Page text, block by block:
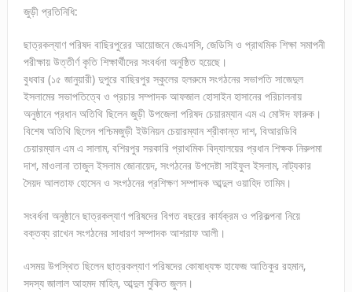
জুড়ী প্রতিনিধি:
ছাত্রকল্যাণ পরিষদ বাছিরপুরের আয়োজনে জেএসসি, জেডিসি ও প্রাথমিক শিক্ষা সমাপনী
পরীক্ষায় উত্তীর্ণ কৃতি শিক্ষার্থীদের সংবর্ধনা অনুষ্ঠিত হয়েছে।
বুধবার (১৫ জানুয়ারী) দুপুরে বাছিরপুর স্কুলের হলরুমে সংগঠনের সভাপতি সাজেদুল
ইসলামের সভাপতিত্বে ও প্রচার সম্পাদক আফজাল হোসাইন হাসানের পরিচালনায়
অনুষ্ঠানে প্রধান অতিথি ছিলেন জুড়ী উপজেলা পরিষদ চেয়ারম্যান এম এ মোঈদ ফারুক।
বিশেষ অতিথি ছিলেন পশ্চিমজুড়ী ইউনিয়ন চেয়ারম্যান শ্রীকান্ত দাশ, বিআরডিবি
চেয়ারম্যান এম এ সালাম, বশিরপুর সরকারি প্রাথমিক বিদ্যালয়ের প্রধান শিক্ষক নিরুপমা
দাশ, মাওলানা তাজুল ইসলাম জোনায়েদ, সংগঠনের উপদেষ্টা সাইফুল ইসলাম, নাট্যকার
সৈয়দ আলতাফ হোসেন ও সংগঠনের প্রশিক্ষণ সম্পাদক আব্দুল ওয়াহিদ তামিম।
সংবর্ধনা অনুষ্ঠানে ছাত্রকল্যাণ পরিষদের বিগত বছরের কার্যক্রম ও পরিকল্পনা নিয়ে
বক্তব্য রাখেন সংগঠনের সাধারণ সম্পাদক আশরাফ আলী।
এসময় উপস্থিত ছিলেন ছাত্রকল্যাণ পরিষদের কোষাধ্যক্ষ হাফেজ আতিকুর রহমান,
সদস্য জালাল আহমদ মাহিন, আব্দুল মুকিত জুলন।